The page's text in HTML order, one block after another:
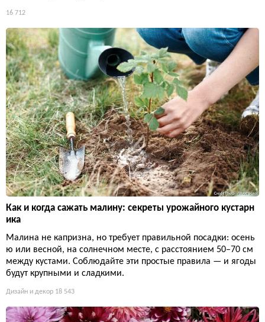
16 712
Как и когда сажать малину: секреты урожайного кустарн
ика
Малина не капризна, но требует правильной посадки: осень
ю или весной, на солнечном месте, с расстоянием 50–70 см
между кустами. Соблюдайте эти простые правила — и ягоды
будут крупными и сладкими.
Дизайн и декор 18 543